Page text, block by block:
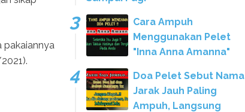
pakaiannya
Cara Ampuh
Menggunakan Pelet
"Inna Anna Amanna"
Doa Pelet Sebut Nama
Jarak Jauh Paling
Ampuh, Langsung